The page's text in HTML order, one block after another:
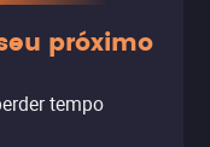
próximo
tempo